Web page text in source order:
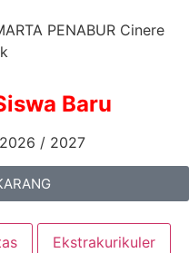
Baru
/ 2027
Ekstrakurikuler